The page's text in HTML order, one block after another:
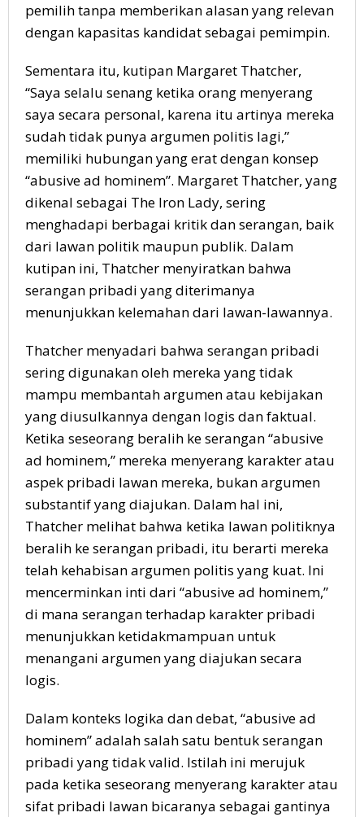
pemilih tanpa memberikan alasan yang relevan
dengan kapasitas kandidat sebagai pemimpin.
Sementara itu, kutipan Margaret Thatcher,
“Saya selalu senang ketika orang menyerang
saya secara personal, karena itu artinya mereka
sudah tidak punya argumen politis lagi,”
memiliki hubungan yang erat dengan konsep
“abusive ad hominem”. Margaret Thatcher, yang
dikenal sebagai The Iron Lady, sering
menghadapi berbagai kritik dan serangan, baik
dari lawan politik maupun publik. Dalam
kutipan ini, Thatcher menyiratkan bahwa
serangan pribadi yang diterimanya
menunjukkan kelemahan dari lawan-lawannya.
Thatcher menyadari bahwa serangan pribadi
sering digunakan oleh mereka yang tidak
mampu membantah argumen atau kebijakan
yang diusulkannya dengan logis dan faktual.
Ketika seseorang beralih ke serangan “abusive
ad hominem,” mereka menyerang karakter atau
aspek pribadi lawan mereka, bukan argumen
substantif yang diajukan. Dalam hal ini,
Thatcher melihat bahwa ketika lawan politiknya
beralih ke serangan pribadi, itu berarti mereka
telah kehabisan argumen politis yang kuat. Ini
mencerminkan inti dari “abusive ad hominem,”
di mana serangan terhadap karakter pribadi
menunjukkan ketidakmampuan untuk
menangani argumen yang diajukan secara
logis.
Dalam konteks logika dan debat, “abusive ad
hominem” adalah salah satu bentuk serangan
pribadi yang tidak valid. Istilah ini merujuk
pada ketika seseorang menyerang karakter atau
sifat pribadi lawan bicaranya sebagai gantinya